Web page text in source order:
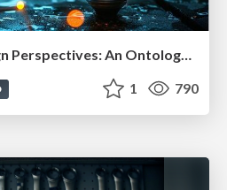
Organizational Design Perspectives: An Ontology of Organizational Design Elements
1 790